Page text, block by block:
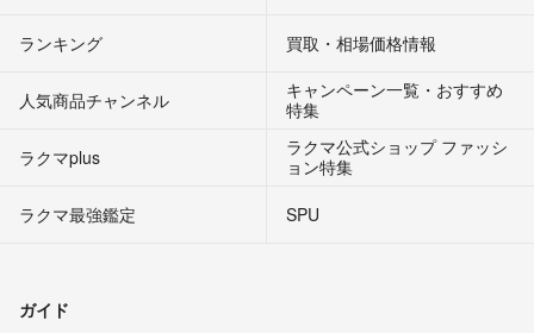
ランキング 買取・相場価格情報
人気商品チャンネル
キャンペーン一覧・おすすめ
特集
ラクマplus
ラクマ公式ショップ ファッシ
ョン特集
ラクマ最強鑑定
SPU
ガイド